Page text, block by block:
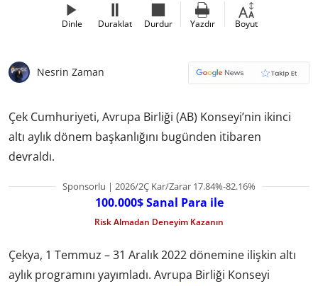
Dinle Duraklat Durdur Yazdır Boyut
Nesrin Zaman
Çek Cumhuriyeti, Avrupa Birliği (AB) Konseyi’nin ikinci
altı aylık dönem başkanlığını bugünden itibaren
devraldı.
Sponsorlu | 2026/2Ç Kar/Zarar 17.84%-82.16%
100.000$ Sanal Para ile
Risk Almadan Deneyim Kazanın
Çekya, 1 Temmuz – 31 Aralık 2022 dönemine ilişkin altı
aylık programını yayımladı. Avrupa Birliği Konseyi